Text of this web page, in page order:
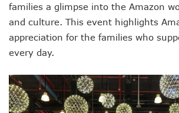
families a glimpse into the Amazon
and culture. This event highlights
appreciation for the families who
every day.